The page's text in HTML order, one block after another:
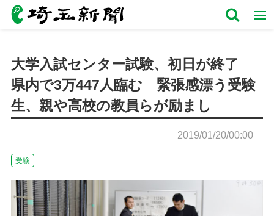
大学入試センター試験、初日が終了
県内で3万447人臨む 緊張感漂う受験
生、親や高校の教員らが励まし
2019/01/20/00:00
受験